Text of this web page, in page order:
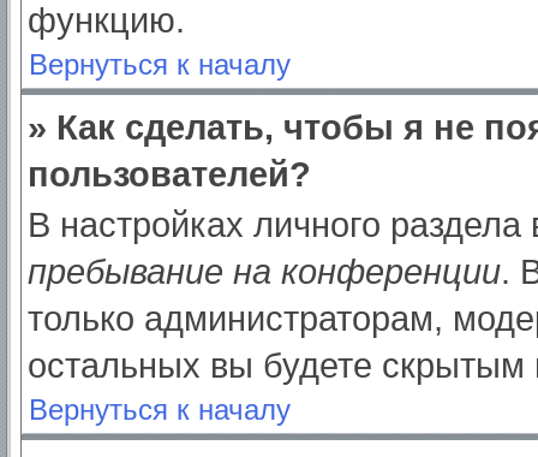
функцию.
Вернуться к началу
» Как сделать, чтобы я не
пользователей?
В настройках личного
пребывание на конференции.
только администраторам,
остальных вы будете скрытым
Вернуться к началу